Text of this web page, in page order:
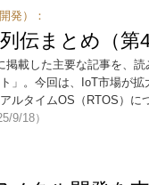
発）：
伝まとめ（第
掲載した主要な記事を、
」。今回は、IoT市場が
ルタイムOS（RTOS）に
9/18）